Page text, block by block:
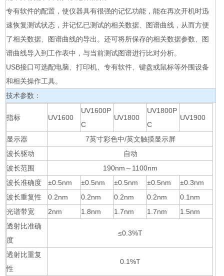
专有软件的配置，使仪器具有很强的记忆功能，能在再次开机时迅
速恢复测试状态，并记忆已测试的相关数据、图谱曲线，从而方便
了相关数据、图谱曲线的导出。还可将所保存的相关数据参数、图
谱曲线导入到工作表中，与当前测试图谱进行比对分析。
USB接口可选配电脑、打印机、专有软件、键盘或鼠标等外围设备
和相关操作工具。
技术参数：
指标 UV1600
UV1600P
C
UV1800
UV1800P
C
UV1900
显示器
7英寸彩色中/英文触摸显示屏
波长驱动
自动
波长范围
190nm～1100nm
波长准确度
±0.5nm ±0.5nm ±0.5nm ±0.5nm
±0.3nm
波长重复性
0.2nm 0.2nm 0.2nm 0.2nm
0.1nm
光谱带宽
2nm 1.8nm 1.7nm 1.7nm
1.5nm
透射比准确
度
≤0.3%T
透射比重复
性
0.1%T